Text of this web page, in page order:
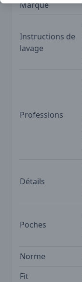
Marque
Instructions de
lavage
Professions
Détails
Poches
Norme
Fit